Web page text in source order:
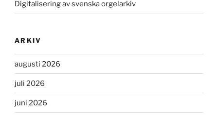
Digitalisering av svenska orgelarkiv
ARKIV
augusti 2026
juli 2026
juni 2026